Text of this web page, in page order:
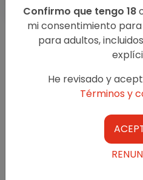
Oklute.com no interfiere
Confirmo que tengo 18
mi consentimiento
para adultos,
He revisado y
Términos y